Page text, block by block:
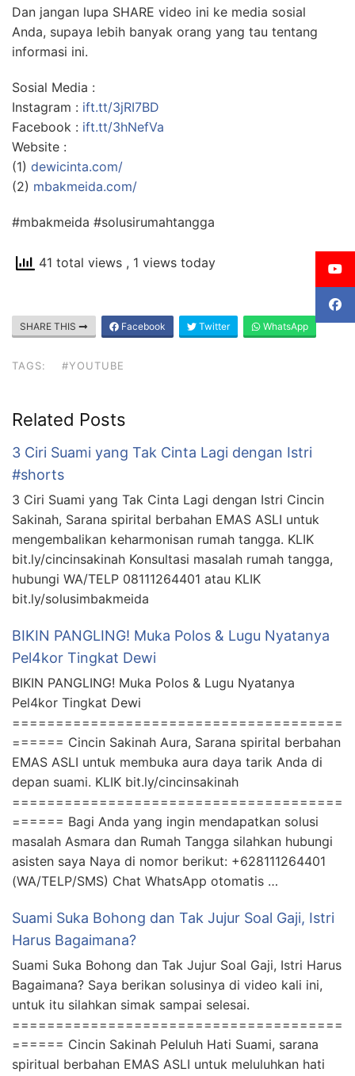
Dan jangan lupa SHARE video ini ke media sosial
Anda, supaya lebih banyak orang yang tau tentang
informasi ini.
Sosial Media :
Instagram : ift.tt/3jRI7BD
Facebook : ift.tt/3hNefVa
Website :
(1) dewicinta.com/
(2) mbakmeida.com/
#mbakmeida #solusirumahtangga
41 total views , 1 views today
SHARE THIS Facebook Twitter WhatsApp
TAGS: #YOUTUBE
Related Posts
3 Ciri Suami yang Tak Cinta Lagi dengan Istri
#shorts
3 Ciri Suami yang Tak Cinta Lagi dengan Istri Cincin
Sakinah, Sarana spirital berbahan EMAS ASLI untuk
mengembalikan keharmonisan rumah tangga. KLIK
bit.ly/cincinsakinah Konsultasi masalah rumah tangga,
hubungi WA/TELP 08111264401 atau KLIK
bit.ly/solusimbakmeida
BIKIN PANGLING! Muka Polos & Lugu Nyatanya
Pel4kor Tingkat Dewi
BIKIN PANGLING! Muka Polos & Lugu Nyatanya
Pel4kor Tingkat Dewi
======================================
====== Cincin Sakinah Aura, Sarana spirital berbahan
EMAS ASLI untuk membuka aura daya tarik Anda di
depan suami. KLIK bit.ly/cincinsakinah
======================================
====== Bagi Anda yang ingin mendapatkan solusi
masalah Asmara dan Rumah Tangga silahkan hubungi
asisten saya Naya di nomor berikut: +628111264401
(WA/TELP/SMS) Chat WhatsApp otomatis …
Suami Suka Bohong dan Tak Jujur Soal Gaji, Istri
Harus Bagaimana?
Suami Suka Bohong dan Tak Jujur Soal Gaji, Istri Harus
Bagaimana? Saya berikan solusinya di video kali ini,
untuk itu silahkan simak sampai selesai.
======================================
====== Cincin Sakinah Peluluh Hati Suami, sarana
spiritual berbahan EMAS ASLI untuk meluluhkan hati